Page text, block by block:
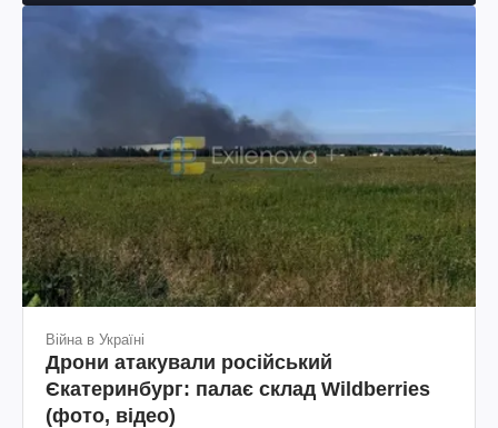
Війна в Україні
Дрони атакували російський
Єкатеринбург: палає склад Wildberries
(фото, відео)